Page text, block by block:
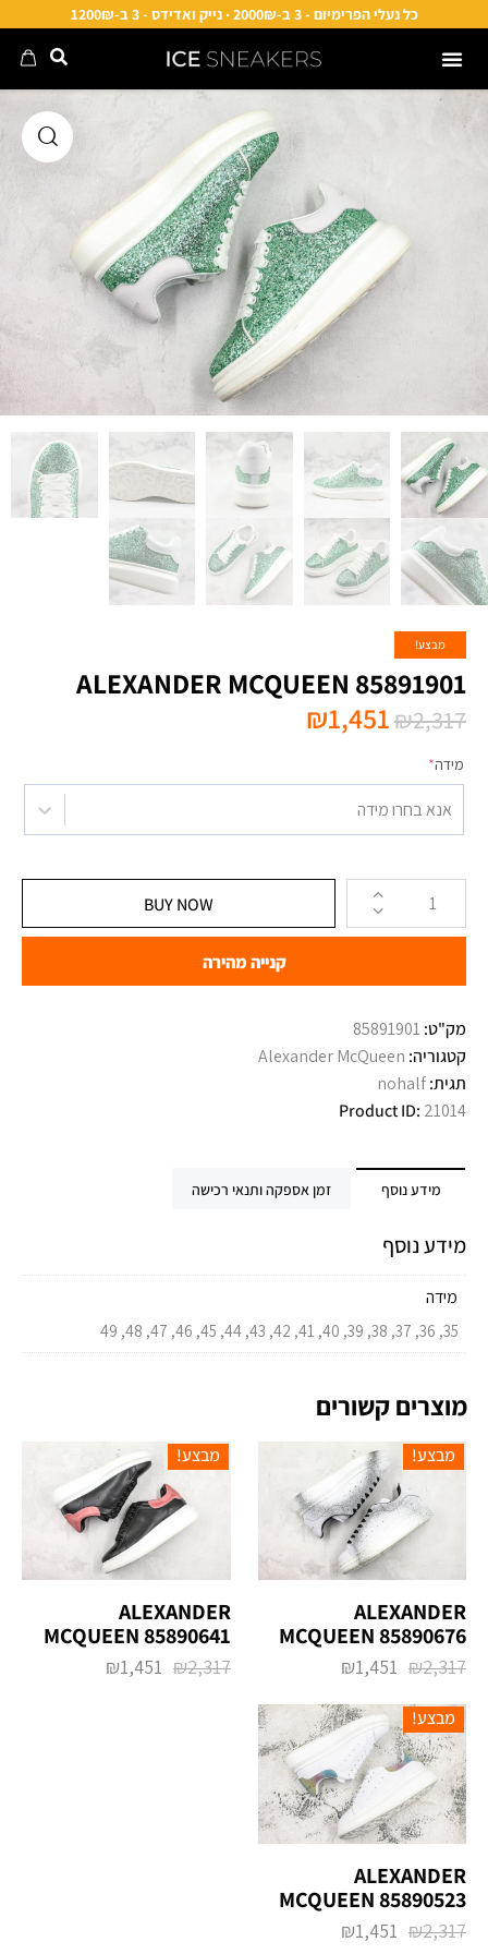
כל נעלי הפרימיום - 3 ב-2000₪ · נייק ואדידס - 3 ב-1200₪
מבצע!
ALEXANDER MCQUEEN 85891901
₪2,317
₪1,451
מידה*
אנא בחרו מידה
BUY NOW
קנייה מהירה
מק"ט: 85891901
קטגוריה: Alexander McQueen
תגית:nohalf
Product ID: 21014
מידע נוסף זמן אספקה ותנאי רכישה
מידע נוסף
מידה
35, 36, 37, 38, 39, 40, 41, 42, 43, 44, 45, 46, 47, 48, 49
מוצרים קשורים
מבצע!
ALEXANDER
MCQUEEN 85890676
₪2,317
₪1,451
מבצע!
ALEXANDER
MCQUEEN 85890641
₪2,317
₪1,451
מבצע!
ALEXANDER
MCQUEEN 85890523
₪2,317
₪1,451